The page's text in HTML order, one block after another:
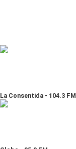
La Consentida - 104.3 FM